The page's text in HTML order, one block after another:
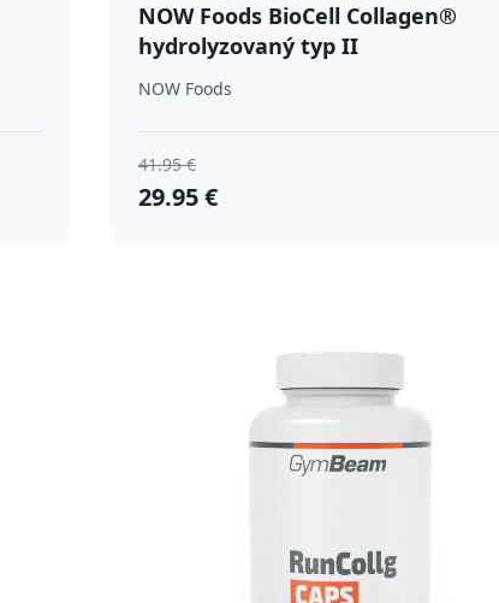
NOW Foods BioCell Collagen®
hydrolyzovaný typ II
NOW Foods
41.95 €
29.95 €